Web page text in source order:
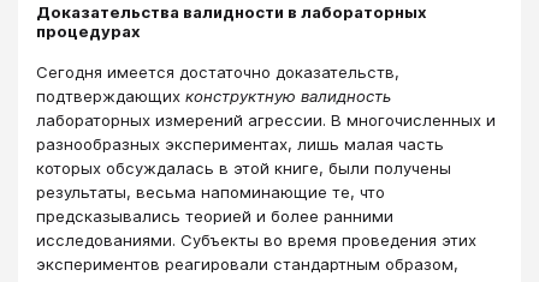
Доказательства валидности в лабораторных
процедурах
Сегодня имеется достаточно доказательств,
подтверждающих конструктную валидность
лабораторных измерений агрессии. В многочисленных и
разнообразных экспериментах, лишь малая часть
которых обсуждалась в этой книге, были получены
результаты, весьма напоминающие те, что
предсказывались теорией и более ранними
исследованиями. Субъекты во время проведения этих
экспериментов реагировали стандартным образом,